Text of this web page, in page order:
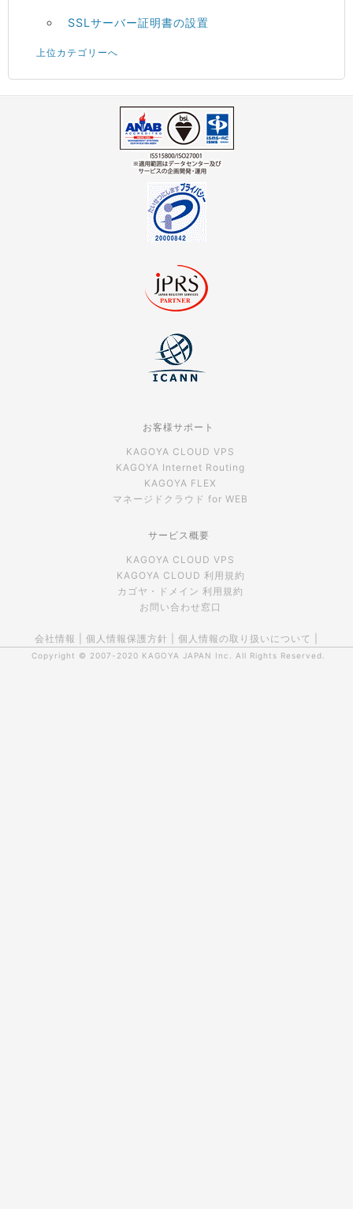
SSLサーバー証明書の設置
上位カテゴリーへ
お客様サポート
KAGOYA CLOUD VPS
KAGOYA Internet Routing
KAGOYA FLEX
マネージドクラウド for WEB
サービス概要
KAGOYA CLOUD VPS
KAGOYA CLOUD 利用規約
カゴヤ・ドメイン 利用規約
お問い合わせ窓口
会社情報 個人情報保護方針 個人情報の取り扱いについて
Copyright © 2007-2020 KAGOYA JAPAN Inc. All Rights Reserved.